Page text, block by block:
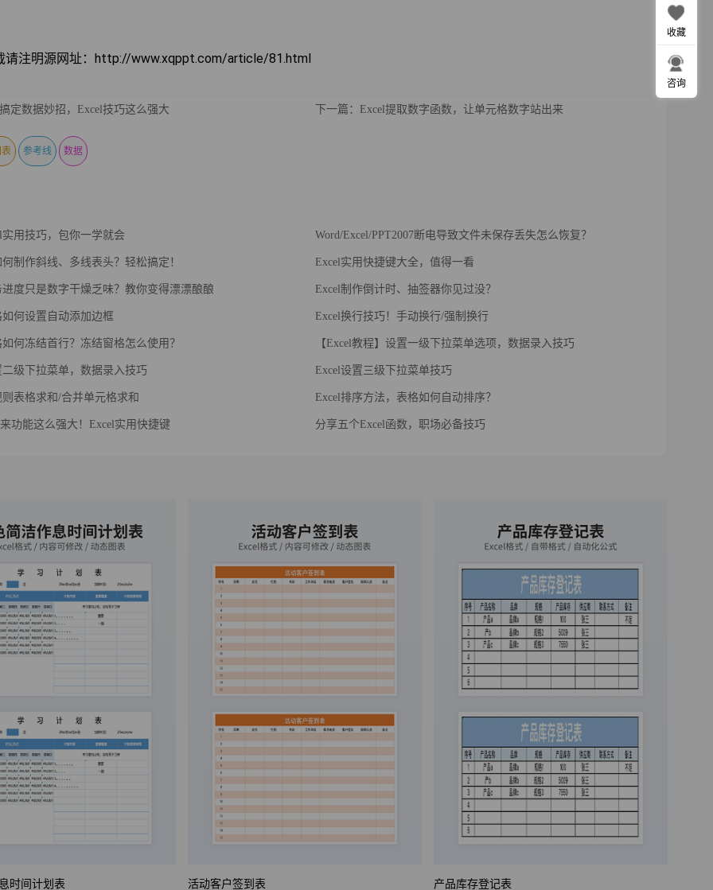
请注明源网址：http://www.xqppt.com/article/81.html
定数据妙招，Excel技巧这么强大 下一篇：Excel提取数字函数，让单元格数字站出来
参考线 数据
实用技巧，包你一学就会
制作斜线、多线表头？轻松搞定！
进度只是数字干燥乏味？教你变得漂漂酿酿
如何设置自动添加边框
何冻结首行？冻结窗格怎么使用？
二级下拉菜单，数据录入技巧
则表格求和/合并单元格求和
功能这么强大！Excel实用快捷键
Word/Excel/PPT2007断电导致文件未保存丢失怎么恢复？
Excel实用快捷键大全，值得一看
Excel制作倒计时、抽签器你见过没？
Excel换行技巧！手动换行/强制换行
【Excel教程】设置一级下拉菜单选项，数据录入技巧
Excel设置三级下拉菜单技巧
Excel排序方法，表格如何自动排序？
分享五个Excel函数，职场必备技巧
时间计划表 活动客户签到表 产品库存登记表
收藏
咨询